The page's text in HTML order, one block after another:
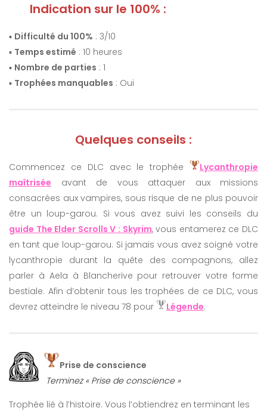
Indication sur le 100% :
▪️ Difficulté du 100% : 3/10
▪️ Temps estimé : 10 heures
▪️ Nombre de parties : 1
▪️ Trophées manquables : Oui
Quelques conseils :
Commencez ce DLC avec le trophée
Lycanthropie
maîtrisée avant de vous attaquer aux missions
consacrées aux vampires, sous risque de ne plus pouvoir
être un loup-garou. Si vous avez suivi les conseils du
guide The Elder Scrolls V : Skyrim, vous entamerez ce DLC
en tant que loup-garou. Si jamais vous avez soigné votre
lycanthropie durant la quête des compagnons, allez
parler à Aela à Blancherive pour retrouver votre forme
bestiale. Afin d’obtenir tous les trophées de ce DLC, vous
devrez atteindre le niveau 78 pour
Légende.
Prise de conscience
Terminez « Prise de conscience »
Trophée lié à l’histoire. Vous l’obtiendrez en terminant les